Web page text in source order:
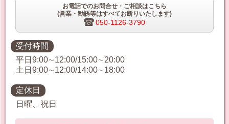
お電話でのお問合せ・ご相談はこちら
(営業・勧誘等はすべてお断りいたします)
050-1126-3790
受付時間
平日9:00∼12:00/15:00∼20:00
土日9:00∼12:00/14:00∼18:00
定休日
日曜、祝日